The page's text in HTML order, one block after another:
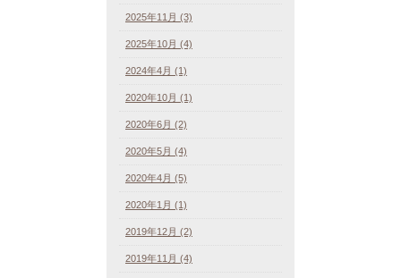
2025年11月 (3)
2025年10月 (4)
2024年4月 (1)
2020年10月 (1)
2020年6月 (2)
2020年5月 (4)
2020年4月 (5)
2020年1月 (1)
2019年12月 (2)
2019年11月 (4)